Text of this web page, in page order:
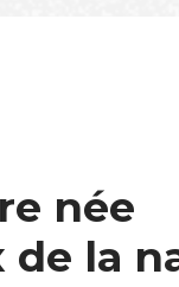
née
la